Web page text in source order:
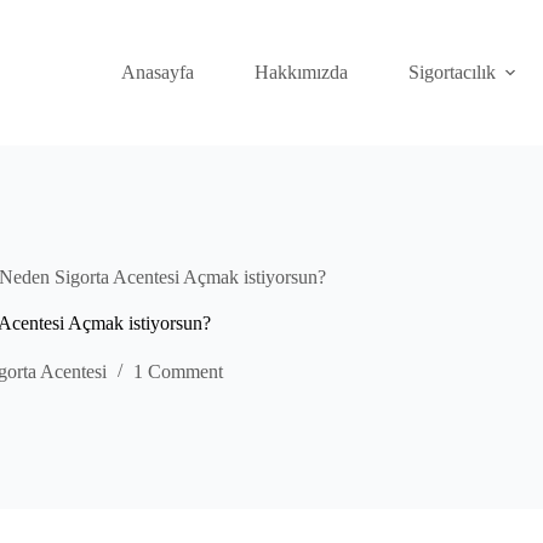
Anasayfa
Hakkımızda Sigortacılık
Sigorta Acentesi Açmak istiyorsun?
Açmak istiyorsun?
Acentesi 1 Comment